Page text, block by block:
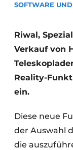
Ein
Videos
SOFTWARE
Riwal,
Verkauf von
Reality-
ein.
Diese neue
der Auswahl
die